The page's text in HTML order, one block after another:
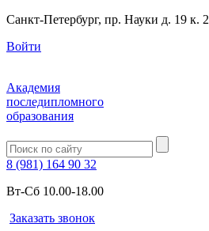
Санкт-Петербург, пр. Науки д. 19 к. 2
Войти
Академия
последипломного
образования
8 (981) 164 90 32
Вт-Сб 10.00-18.00
Заказать звонок